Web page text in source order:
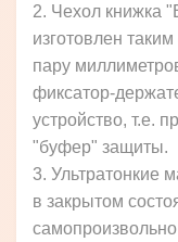
2. Чехол книжка
изготовлен
пару
фиксатор-
устройство, т.е.
"буфер" защиты.
3. Ультратонкие
в закрытом